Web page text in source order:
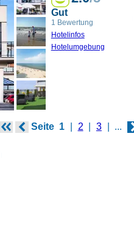
Gut
1 Bewertung
Hotelinfos
Hotelumgebung
Seite 1 2 3 ...